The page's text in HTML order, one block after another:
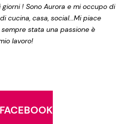
! Sono Aurora e mi occupo di
cucina, casa, social...Mi piace
stata una passione è
lavoro!